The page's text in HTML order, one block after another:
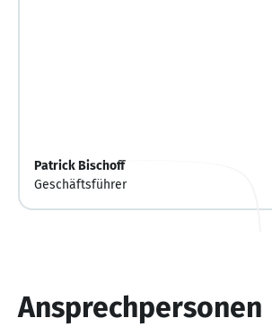
Patrick Bischoff
Geschäftsführer
Ansprechpersonen